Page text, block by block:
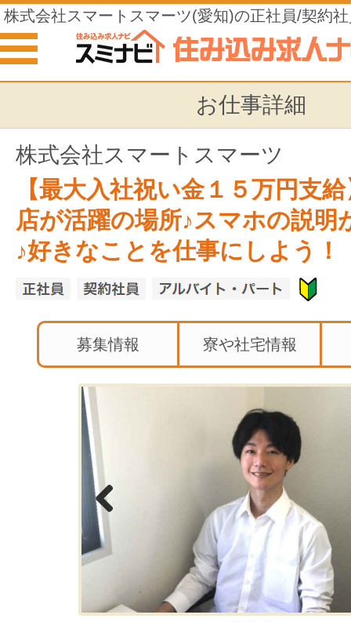
株式会社スマートスマーツ(愛知)の正社員/契約
ートの住み込みの仕事
お仕事詳細
株式会社スマートスマーツ
【最大入社祝い金１５万円支
店が活躍の場所♪スマホの説明
♪好きなことを仕事にしよう！
募集情報 寮や社宅情報
Previous